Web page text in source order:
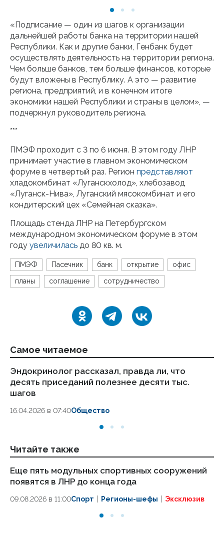
«Подписание — один из шагов к организации
дальнейшей работы банка на территории нашей
Республики. Как и другие банки, Генбанк будет
осуществлять деятельность на территории региона.
Чем больше банков, тем больше финансов, которые
будут вложены в Республику. А это — развитие
региона, предприятий, и в конечном итоге
экономики нашей Республики и страны в целом», —
подчеркнул руководитель региона.
***
ПМЭФ проходит с 3 по 6 июня. В этом году ЛНР
принимает участие в главном экономическом
форуме в четвертый раз. Регион представляют
хладокомбинат «Луганскхолод», хлебозавод
«Луганск-Нива», Луганский мясокомбинат и его
кондитерский цех «Семейная сказка».
Площадь стенда ЛНР на Петербургском
международном экономическом форуме в этом
году увеличилась до 80 кв. м.
ПМЭФ Пасечник банк открытие офис
планы соглашение сотрудничество
Самое читаемое
Эндокринолог рассказал, правда ли, что
десять приседаний полезнее десяти тыс.
шагов
16.04.2026 в 07:40Общество
Читайте также
Еще пять модульных спортивных сооружений
появятся в ЛНР до конца года
09.08.2026 в 11:00Спорт Регионы-шефы Эксклюзив